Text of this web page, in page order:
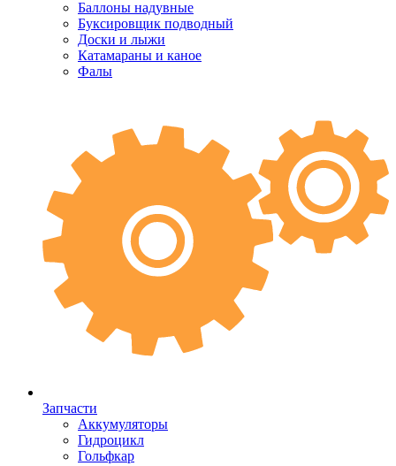
Баллоны надувные
Буксировщик подводный
Доски и лыжи
Катамараны и каное
Фалы
Запчасти
Аккумуляторы
Гидроцикл
Гольфкар